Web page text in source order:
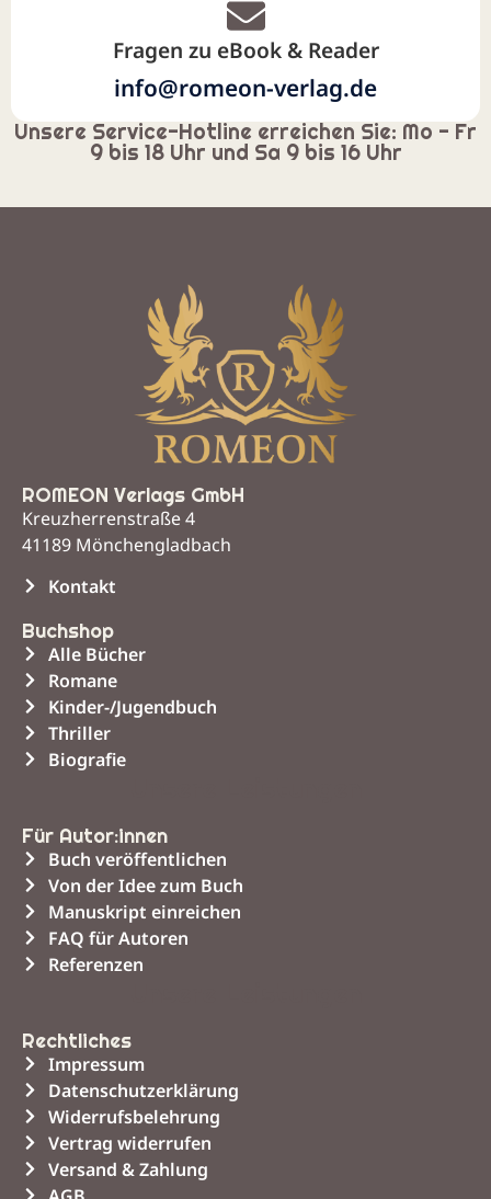
Fragen zu eBook & Reader
info@romeon-verlag.de
Unsere Service-Hotline erreichen Sie: Mo - Fr
9 bis 18 Uhr und Sa 9 bis 16 Uhr
ROMEON Verlags GmbH
Kreuzherrenstraße 4
41189 Mönchengladbach
Kontakt
Buchshop
Alle Bücher
Romane
Kinder-/Jugendbuch
Thriller
Biografie
Für Autor:innen
Buch veröffentlichen
Von der Idee zum Buch
Manuskript einreichen
FAQ für Autoren
Referenzen
Rechtliches
Impressum
Datenschutzerklärung
Widerrufsbelehrung
Vertrag widerrufen
Versand & Zahlung